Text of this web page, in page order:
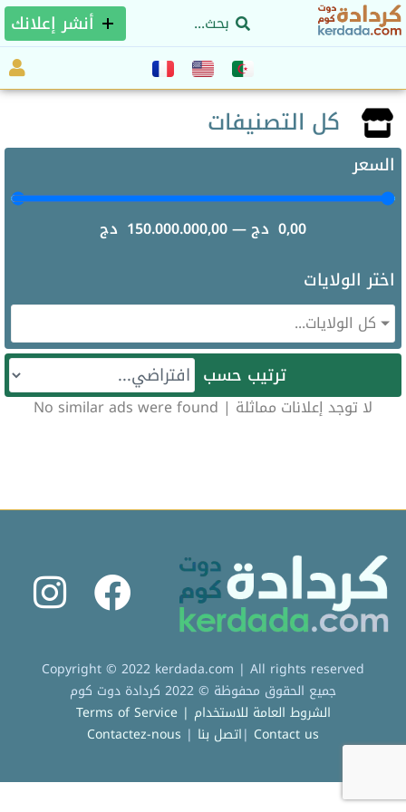
أنشر إعلانك
كل التصنيفات
ترتيب حسب
لا توجد إعلانات مماثلة | No similar ads were found
السعر
0,00 دج—
150.000.000,00 دج
اختر الولايات
كل الولايات...
Copyright © 2022 kerdada.com | All rights reserved
جميع الحقوق محفوظة © 2022 كردادة دوت كوم
الشروط العامة للاستخدام | Terms of Service
Contact us
|اتصل بنا |
Contactez-nous